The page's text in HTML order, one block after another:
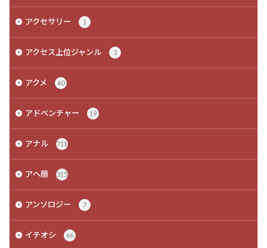
アクセサリー 1
アクセス上位ジャンル 3
アクメ 60
アドベンチャー 19
アナル 711
アヘ顔 315
アンソロジー 7
イチオシ 66